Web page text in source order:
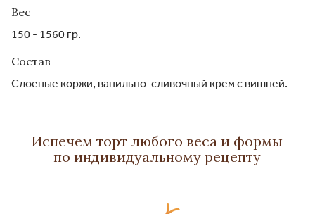
Вес
150 - 1560 гр.
Состав
Слоеные коржи, ванильно-сливочный крем с вишней.
Испечем торт любого веса и формы
по индивидуальному рецепту